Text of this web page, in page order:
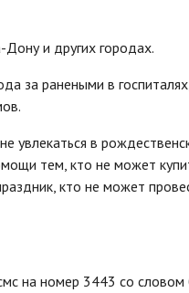
и других городах.
за ранеными в
увлекаться в
тем, кто не может
кто не может
на номер 3443 со